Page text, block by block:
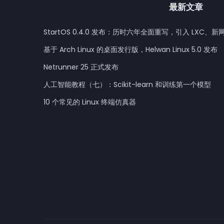
最新文章
StartOS 0.4.0 发布：历时六年全面重写，引入 LXC、新
基于 Arch Linux 的桌面发行版，Helwan Linux 5.0 发布
Netrunner 25 正式发布
人工智能教程（七）：Scikit-learn 和训练第一个模型
10 个常见的 Linux 终端仿真器